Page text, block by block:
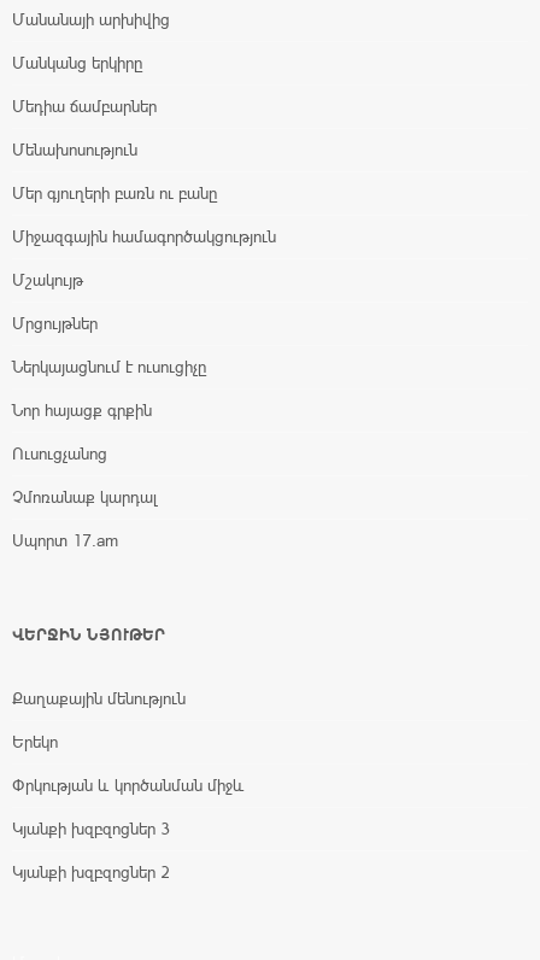
Մանանայի արխիվից
Մանկանց երկիրը
Մեդիա ճամբարներ
Մենախոսություն
Մեր գյուղերի բառն ու բանը
Միջազգային համագործակցություն
Մշակույթ
Մրցույթներ
Ներկայացնում է ուսուցիչը
Նոր հայացք գրքին
Ուսուցչանոց
Չմոռանաք կարդալ
Սպորտ 17.am
ՎԵՐՋԻՆ ՆՅՈՒԹԵՐ
Քաղաքային մենություն
Երեկո
Փրկության և կործանման միջև
Կյանքի խզբզոցներ 3
Կյանքի խզբզոցներ 2